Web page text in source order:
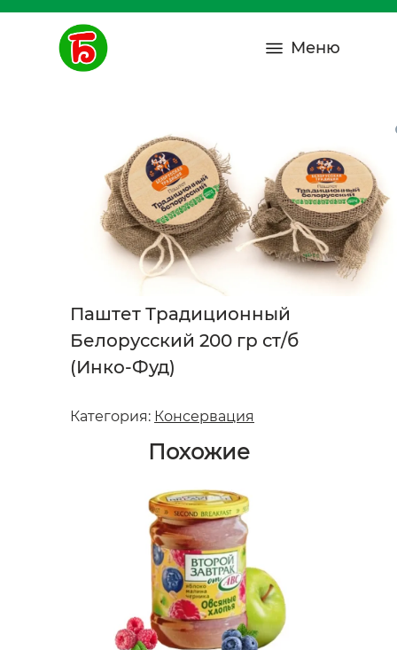
Меню
Паштет Традиционный
Белорусский 200 гр ст/б
(Инко-Фуд)
Категория: Консервация
Похожие